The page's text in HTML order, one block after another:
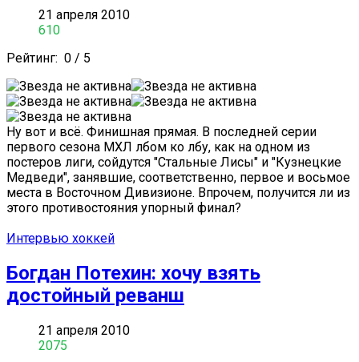
21 апреля 2010
610
Рейтинг: 0 / 5
Ну вот и всё. Финишная прямая. В последней серии
первого сезона МХЛ лбом ко лбу, как на одном из
постеров лиги, сойдутся "Стальные Лисы" и "Кузнецкие
Медведи", занявшие, соответственно, первое и восьмое
места в Восточном Дивизионе. Впрочем, получится ли из
этого противостояния упорный финал?
Интервью хоккей
Богдан Потехин: хочу взять
достойный реванш
21 апреля 2010
2075